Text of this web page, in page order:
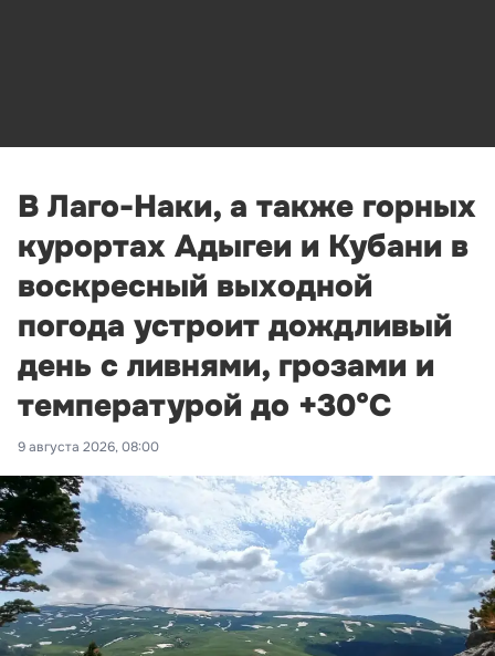
В Лаго-Наки, а также горных
курортах Адыгеи и Кубани в
воскресный выходной
погода устроит дождливый
день с ливнями, грозами и
температурой до +30°С
9 августа 2026, 08:00